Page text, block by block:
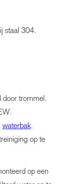
staal 304.
door trommel.
waterbak.
op te
op een